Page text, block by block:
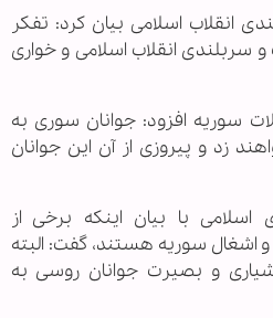
انقلاب اسلامی بیان کرد: تفکر
سربلندی انقلاب اسلامی و خواری
سوریه افزود: جوانان سوری به
زد و پیروزی از آن این جوانان
با بیان اینکه برخی از
اشغال سوریه هستند، گفت: البته
و بصیرت جوانان روسی به